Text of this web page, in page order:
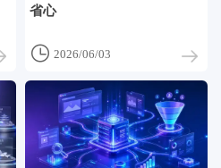
省心
 2026/06/03